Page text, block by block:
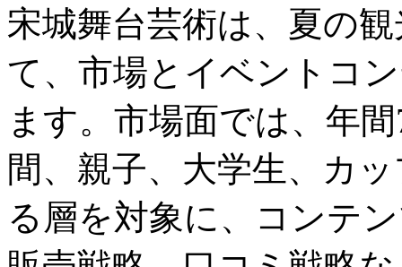
宋城舞台芸術は、夏の
て、市場とイベントコ
ます。市場面では、年
間、親子、大学生、カ
る層を対象に、コンテ